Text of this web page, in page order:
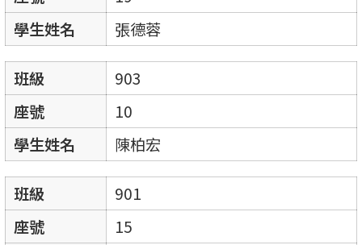
學生姓名
張德蓉
班級
903
座號
10
學生姓名
陳柏宏
班級
901
座號
15